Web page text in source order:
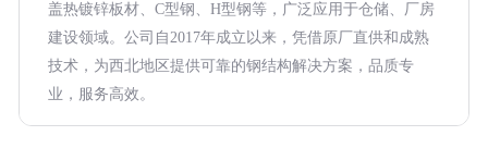
盖热镀锌板材、C型钢、H型钢等，广泛应用于仓储、厂房
建设领域。公司自2017年成立以来，凭借原厂直供和成熟
技术，为西北地区提供可靠的钢结构解决方案，品质专
业，服务高效。